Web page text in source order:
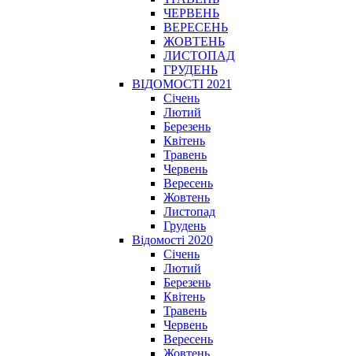
ЧЕРВЕНЬ
ВЕРЕСЕНЬ
ЖОВТЕНЬ
ЛИСТОПАД
ГРУДЕНЬ
ВІДОМОСТІ 2021
Січень
Лютий
Березень
Квітень
Травень
Червень
Вересень
Жовтень
Листопад
Грудень
Відомості 2020
Січень
Лютий
Березень
Квітень
Травень
Червень
Вересень
Жовтень